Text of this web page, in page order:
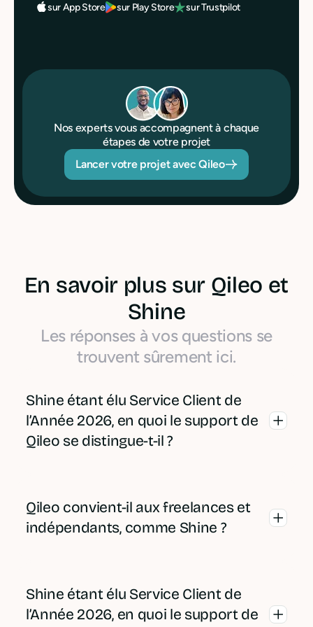
sur App Store sur Play Store sur Trustpilot
Nos experts vous accompagnent à chaque
étapes de votre projet
Lancer votre projet avec Qileo
En savoir plus sur Qileo et
Shine
Les réponses à vos questions se
trouvent sûrement ici.
Shine étant élu Service Client de
l’Année 2026, en quoi le support de
Qileo se distingue-t-il ?
client est méritée : un support
disponible sept jours sur sept, en
différente : il ne s’agit pas de répondre à
des questions bancaires standards, mais
Qileo convient-il aux freelances et
indépendants, comme Shine ?
freelances et micro-entrepreneurs
qu’aux TPE et PME en croissance. Un
Shine étant élu Service Client de
l’Année 2026, en quoi le support de